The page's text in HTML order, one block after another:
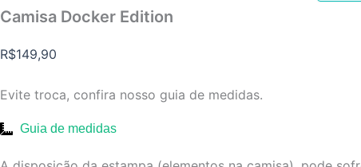
Camisa Docker Edition
R$149,90
Evite troca, confira nosso guia de medidas.
Guia de medidas